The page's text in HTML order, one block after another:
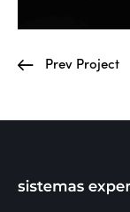
Prev Project